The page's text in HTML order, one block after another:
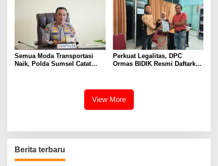
Semua Moda Transportasi
Naik, Polda Sumsel Catat
Perkuat Legalitas, DPC
Ormas BIDIK Resmi Daftarkan
View More
Berita terbaru